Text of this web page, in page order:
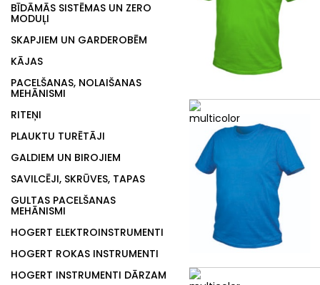
BĪDĀMĀS SISTĒMAS UN ZERO
MODUĻI
SKAPJIEM UN GARDEROBĒM
KĀJAS
PACELŠANAS, NOLAIŠANAS
MEHĀNISMI
RITEŅI
PLAUKTU TURĒTĀJI
GALDIEM UN BIROJIEM
SAVILCĒJI, SKRŪVES, TAPAS
GULTAS PACELŠANAS
MEHĀNISMI
HOGERT ELEKTROINSTRUMENTI
HOGERT ROKAS INSTRUMENTI
HOGERT INSTRUMENTI DĀRZAM